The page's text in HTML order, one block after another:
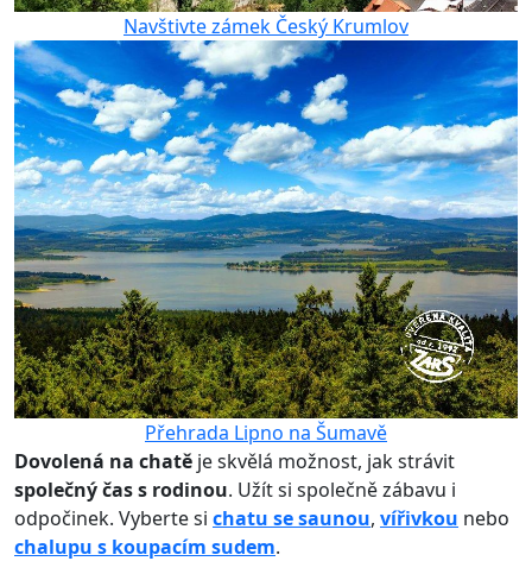
Navštivte zámek Český Krumlov
Přehrada Lipno na Šumavě
Dovolená na chatě je skvělá možnost, jak strávit
společný čas s rodinou. Užít si společně zábavu i
odpočinek. Vyberte si chatu se saunou, vířivkou nebo
chalupu s koupacím sudem.